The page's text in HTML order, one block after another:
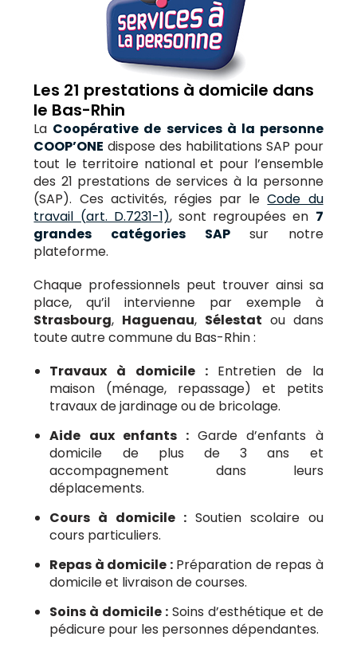
Les 21 prestations à domicile dans
le Bas-Rhin
La Coopérative de services à la personne
COOP’ONE dispose des habilitations SAP pour
tout le territoire national et pour l’ensemble
des 21 prestations de services à la personne
(SAP). Ces activités, régies par leCode du
travail (art. D.7231-1), sont regroupées en 7
grandes catégories SAPsur notre
plateforme.
Chaque professionnels peut trouver ainsi sa
place, qu’il intervienne par exemple à
Strasbourg, Haguenau, Sélestat ou dans
toute autre commune du Bas-Rhin:
Travaux à domicile :Entretien de la
maison (ménage, repassage) et petits
travaux de jardinage ou de bricolage.
Aide aux enfants :Garde d’enfants à
domicile de plus de 3 ans et
accompagnement dans leurs
déplacements.
Cours à domicile : Soutien scolaire ou
cours particuliers.
Repas à domicile :Préparation de repas à
domicile et livraison de courses.
Soins à domicile : Soins d’esthétique et de
pédicure pour les personnes dépendantes.